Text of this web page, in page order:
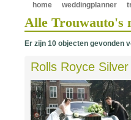
home weddingplanner
Alle Trouwauto's
Er zijn 10 objecten gevonden
Rolls Royce